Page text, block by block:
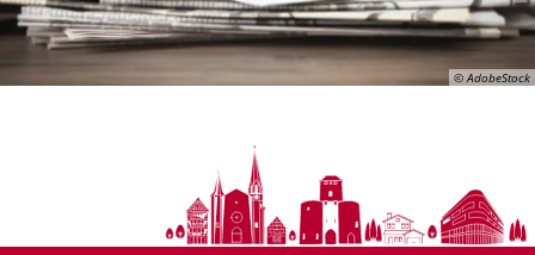
© AdobeStock